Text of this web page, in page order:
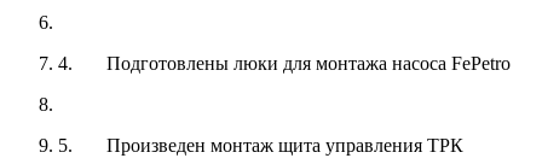
4. Подготовлены люки для монтажа насоса FePetro
5. Произведен монтаж щита управления ТРК